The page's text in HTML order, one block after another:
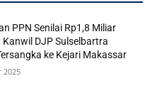
PPN Senilai Rp1,8 Miliar
Kanwil DJP Sulselbartra
ke Kejari Makassar
2025